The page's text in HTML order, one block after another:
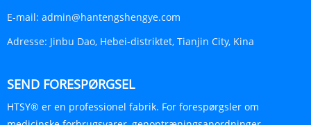
E-mail: admin@hantengshengye.com
Adresse: Jinbu Dao, Hebei-distriktet, Tianjin City, Kina
SEND FORESPØRGSEL
HTSY® er en professionel fabrik. For forespørgsler om